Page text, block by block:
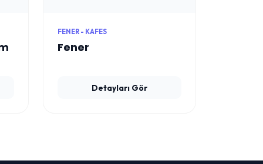
FENER - KAFES
Fener
Detayları Gör